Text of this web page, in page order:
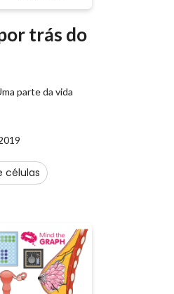
trás do
parte da vida
células